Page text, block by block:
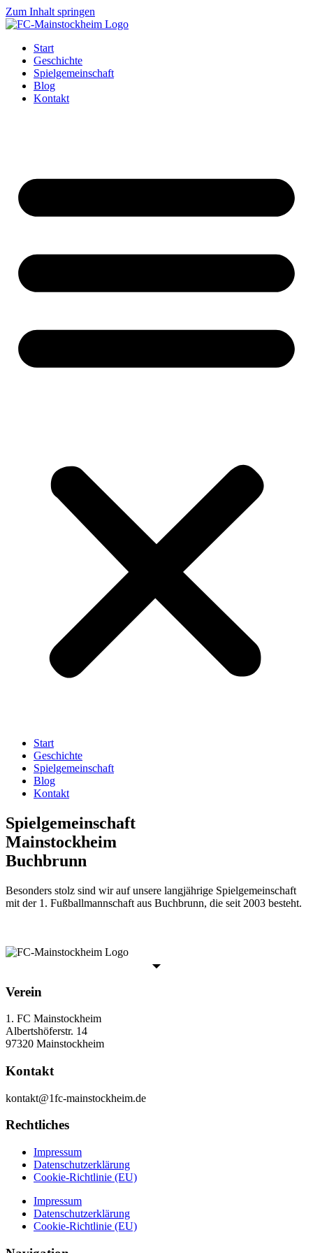
Zum Inhalt springen
Start
Geschichte
Spielgemeinschaft
Blog
Kontakt
Start
Geschichte
Spielgemeinschaft
Blog
Kontakt
Spielgemeinschaft
Mainstockheim
Buchbrunn
Besonders stolz sind wir auf unsere langjährige Spielgemeinschaft
mit der 1. Fußballmannschaft aus Buchbrunn, die seit 2003 besteht.
Verein
1. FC Mainstockheim
Albertshöferstr. 14
97320 Mainstockheim
Kontakt
kontakt@1fc-mainstockheim.de
Rechtliches
Impressum
Datenschutzerklärung
Cookie-Richtlinie (EU)
Impressum
Datenschutzerklärung
Cookie-Richtlinie (EU)